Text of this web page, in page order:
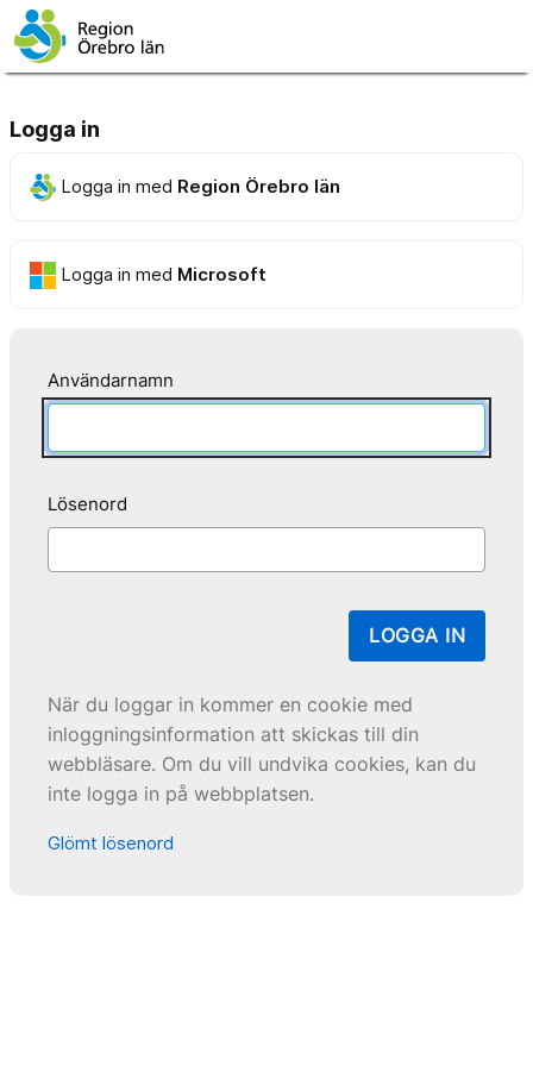
Logga in
Logga in med Region Örebro län
Logga in med Microsoft
Användarnamn
Lösenord
LOGGA IN
När du loggar in kommer en cookie med
inloggningsinformation att skickas till din
webbläsare. Om du vill undvika cookies, kan du
inte logga in på webbplatsen.
Glömt lösenord